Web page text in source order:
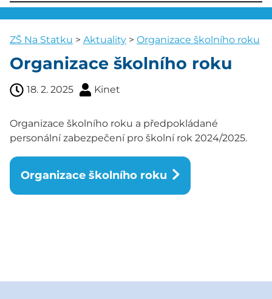
ZŠ Na Statku > Aktuality > Organizace školního roku
Organizace školního roku
18. 2. 2025 Kinet
Organizace školního roku a předpokládané
personální zabezpečení pro školní rok 2024/2025.
Organizace školního roku